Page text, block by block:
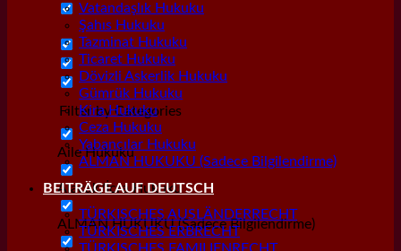
Filter by Categories
Aile Hukuku
Alacak/İcra Hukuku
ALMAN HUKUKU (Sadece Bilgilendirme)
Vatandaşlık Hukuku
Şahıs Hukuku
Tazminat Hukuku
Ticaret Hukuku
Dövizli Askerlik Hukuku
Gümrük Hukuku
Kira Hukuku
Ceza Hukuku
Yabancılar Hukuku
ALMAN HUKUKU (Sadece Bilgilendirme)
BEITRÄGE AUF DEUTSCH
TÜRKISCHES AUSLÄNDERRECHT
TÜRKISCHES ERBRECHT